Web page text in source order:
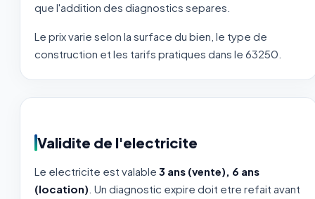
que l'addition des diagnostics separes.
Le prix varie selon la surface du bien, le type de
construction et les tarifs pratiques dans le 63250.
Validite de l'electricite
Le electricite est valable 3 ans (vente), 6 ans
(location) . Un diagnostic expire doit etre refait avant